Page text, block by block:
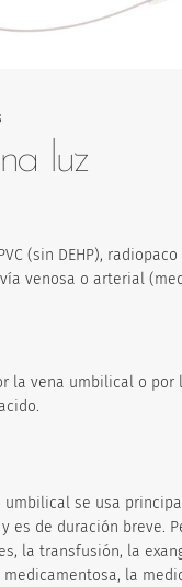
luz
(sin DEHP),
venosa o arterial
la vena umbilical o por
umbilical se usa
es de duración breve.
la transfusión, la
la